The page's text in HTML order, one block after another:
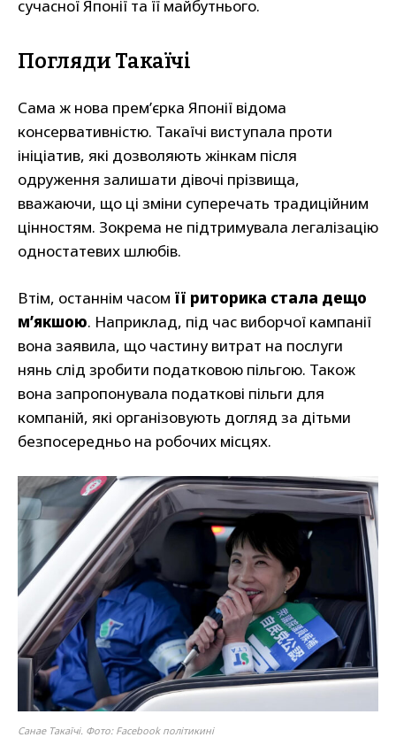
сучасної Японії та її майбутнього.
Погляди Такаїчі
Сама ж нова прем’єрка Японії відома
консервативністю. Такаїчі виступала проти
ініціатив, які дозволяють жінкам після
одруження залишати дівочі прізвища,
вважаючи, що ці зміни суперечать традиційним
цінностям. Зокрема не підтримувала легалізацію
одностатевих шлюбів.
Втім, останнім часом її риторика стала дещо
м’якшою. Наприклад, під час виборчої кампанії
вона заявила, що частину витрат на послуги
нянь слід зробити податковою пільгою. Також
вона запропонувала податкові пільги для
компаній, які організовують догляд за дітьми
безпосередньо на робочих місцях.
Санае Такаїчі. Фото: Facebook політикині